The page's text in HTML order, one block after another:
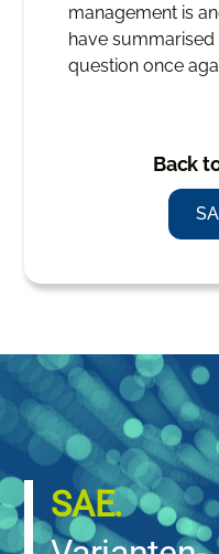
management is
have
question once
Back
SAE.